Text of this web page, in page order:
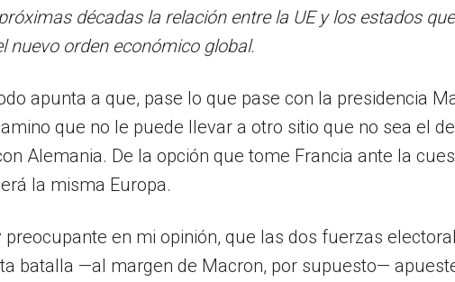
décadas la relación entre la UE y los estados
nuevo orden económico global.
apunta a que, pase lo que pase con la presidencia
que no le puede llevar a otro sitio que no sea el
Alemania. De la opción que tome Francia ante la
la misma Europa.
preocupante en mi opinión, que las dos fuerzas
batalla —al margen de Macron, por supuesto—